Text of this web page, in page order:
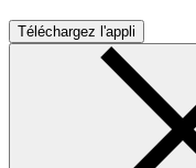
Téléchargez l'appli